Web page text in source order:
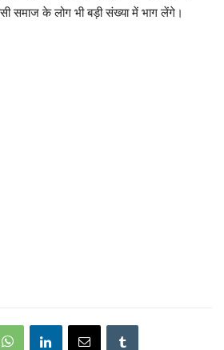
समाज के लोग भी बड़ी संख्या में भाग लेंगे।